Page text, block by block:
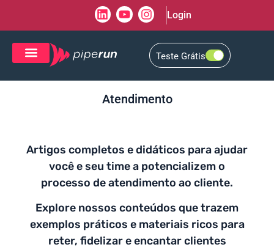
Login
Teste Grátis
Atendimento
Artigos completos e didáticos para ajudar
você e seu time a potencializem o
processo de atendimento ao cliente.
Explore nossos conteúdos que trazem
exemplos práticos e materiais ricos para
reter, fidelizar e encantar clientes